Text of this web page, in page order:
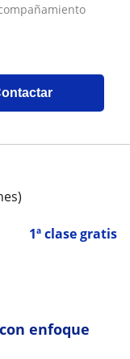
1ª clase gratis
enfoque